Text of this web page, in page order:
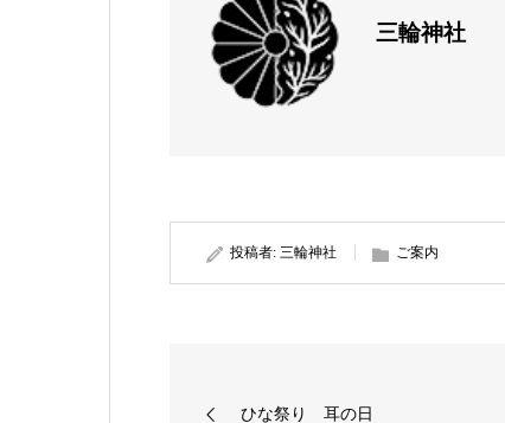
三輪神社
投稿者: 三輪神社 ご案内
ひな祭り 耳の日